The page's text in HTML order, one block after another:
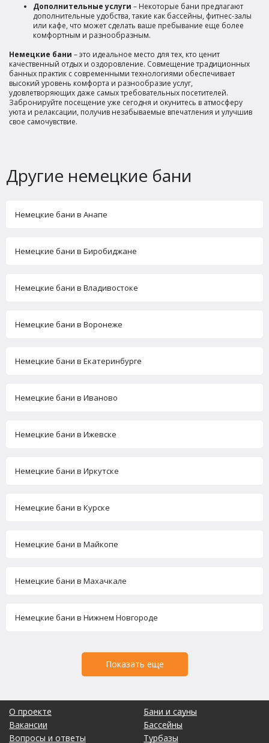
Дополнительные услуги – Некоторые бани предлагают
дополнительные удобства, такие как бассейны, фитнес-залы
или кафе, что может сделать ваше пребывание еще более
комфортным и разнообразным.
Немецкие бани – это идеальное место для тех, кто ценит
качественный отдых и оздоровление. Совмещение традиционных
банных практик с современными технологиями обеспечивает
высокий уровень комфорта и разнообразие услуг,
удовлетворяющих даже самых требовательных посетителей.
Забронируйте посещение уже сегодня и окунитесь в атмосферу
уюта и релаксации, получив незабываемые впечатления и улучшив
свое самочувствие.
Другие немецкие бани
Немецкие бани в Анапе
Немецкие бани в Биробиджане
Немецкие бани в Владивостоке
Немецкие бани в Воронеже
Немецкие бани в Екатеринбурге
Немецкие бани в Иваново
Немецкие бани в Ижевске
Немецкие бани в Иркутске
Немецкие бани в Курске
Немецкие бани в Майкопе
Немецкие бани в Махачкале
Немецкие бани в Нижнем Новгороде
Показать еще
О проекте
Вакансии
Вопросы и ответы
Бани и сауны
Бассейны
Турбазы